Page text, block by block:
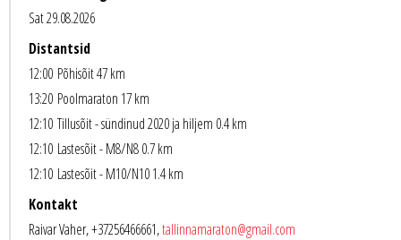
Sat 29.08.2026
Distantsid
12:00 Põhisõit 47 km
13:20 Poolmaraton 17 km
12:10 Tillusõit - sündinud 2020 ja hiljem 0.4 km
12:10 Lastesõit - M8/N8 0.7 km
12:10 Lastesõit - M10/N10 1.4 km
Kontakt
Raivar Vaher, +37256466661,tallinnamaraton@gmail.com